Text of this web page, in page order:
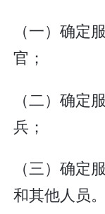
（一）确定
官；
（二）确定
兵；
（三）确定
和其他人员。